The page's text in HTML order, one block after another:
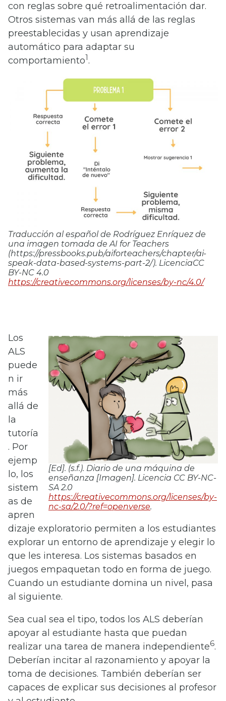
con reglas sobre qué retroalimentación dar.
Otros sistemas van más allá de las reglas
preestablecidas y usan aprendizaje
automático para adaptar su
comportamiento1.
Traducción al español de Rodríguez Enríquez de
una imagen tomada de AI for Teachers
(https://pressbooks.pub/aiforteachers/chapter/ai-
speak-data-based-systems-part-2/). LicenciaCC
BY-NC 4.0
https://creativecommons.org/licenses/by-nc/4.0/
[Ed]. (s.f.). Diario de una máquina de
enseñanza [Imagen]. Licencia CC BY-NC-
SA 2.0
https://creativecommons.org/licenses/by-
nc-sa/2.0/?ref=openverse.
Los
ALS
puede
n ir
más
allá de
la
tutoría
. Por
ejemp
lo, los
sistem
as de
apren
dizaje exploratorio permiten a los estudiantes
explorar un entorno de aprendizaje y elegir lo
que les interesa. Los sistemas basados en
juegos empaquetan todo en forma de juego.
Cuando un estudiante domina un nivel, pasa
al siguiente.
Sea cual sea el tipo, todos los ALS deberían
apoyar al estudiante hasta que puedan
realizar una tarea de manera independiente6.
Deberían incitar al razonamiento y apoyar la
toma de decisiones. También deberían ser
capaces de explicar sus decisiones al profesor